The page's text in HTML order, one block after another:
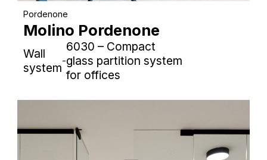
Pordenone
Molino Pordenone
Wall
system
-
6030 – Compact
glass partition system
for offices